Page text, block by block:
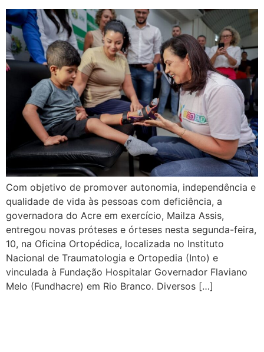
Com objetivo de promover autonomia, independência e
qualidade de vida às pessoas com deficiência, a
governadora do Acre em exercício, Mailza Assis,
entregou novas próteses e órteses nesta segunda-feira,
10, na Oficina Ortopédica, localizada no Instituto
Nacional de Traumatologia e Ortopedia (Into) e
vinculada à Fundação Hospitalar Governador Flaviano
Melo (Fundhacre) em Rio Branco. Diversos […]